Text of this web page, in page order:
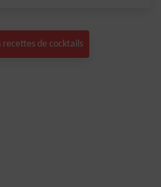
de cocktails